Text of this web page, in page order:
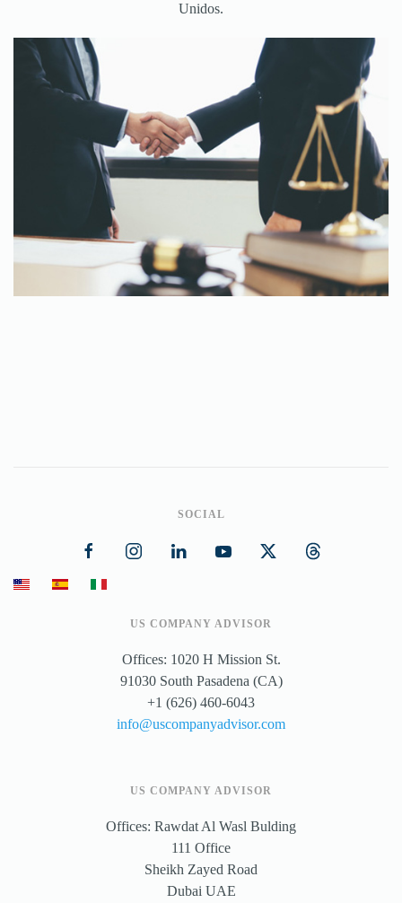
Unidos.
SOCIAL
US COMPANY ADVISOR
Offices: 1020 H Mission St.
91030 South Pasadena (CA)
+1 (626) 460-6043
info@uscompanyadvisor.com
US COMPANY ADVISOR
Offices: Rawdat Al Wasl Bulding
111 Office
Sheikh Zayed Road
Dubai UAE